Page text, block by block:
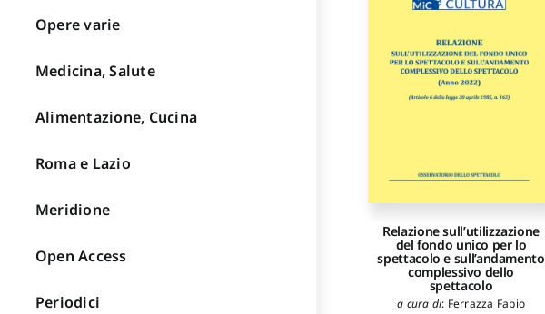
Relazione sull’utilizzazione
del fondo unico per lo
spettacolo e sull’andamento
complessivo dello
spettacolo
a cura di: Ferrazza Fabio
Opere varie
Medicina, Salute
Alimentazione, Cucina
Roma e Lazio
Meridione
Open Access
Periodici